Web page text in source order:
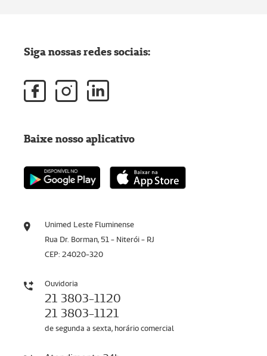
Unimed Leste Fluminense
Rua Dr. Borman, 51 - Niterói - RJ
CEP: 24020-320
Ouvidoria
21 3803-1120
21 3803-1121
de segunda a sexta, horário comercial
Siga nossas redes sociais:
Baixe nosso aplicativo